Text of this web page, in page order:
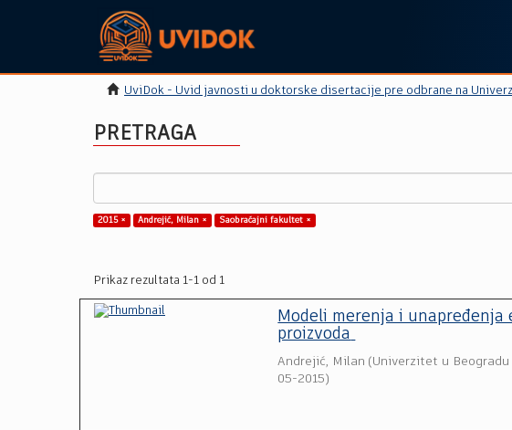
UviDok - Uvid javnosti u doktorske disertacije pre odbrane na
PRETRAGA
2015 × Andrejić, Milan × Saobraćajni fakultet ×
Prikaz rezultata 1-1 od 1
Modeli merenja i
proizvoda
Andrejić, Milan (Univerzitet u
05-2015)